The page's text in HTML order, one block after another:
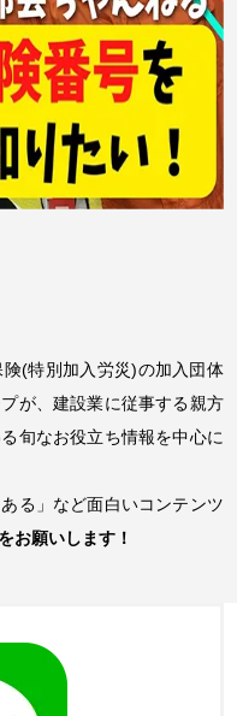
(特別加入労災)の加入団体
が、建設業に従事する親方
旬なお役立ち情報を中心に
る」など面白いコンテンツ
お願いします！